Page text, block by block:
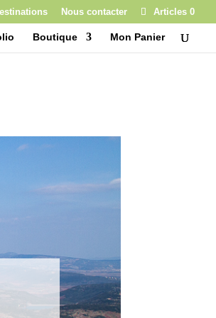
Nous contacter Articles 0
Boutique Mon Panier